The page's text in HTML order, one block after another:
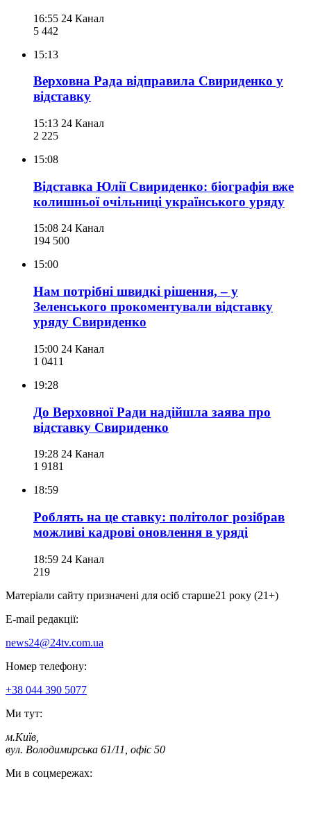
16:55 24 Канал
5 442
15:13
Верховна Рада відправила Свириденко у
відставку
15:13 24 Канал
2 225
15:08
Відставка Юлії Свириденко: біографія вже
колишньої очільниці українського уряду
15:08 24 Канал
194 500
15:00
Нам потрібні швидкі рішення, – у
Зеленського прокоментували відставку
уряду Свириденко
15:00 24 Канал
1 041 1
19:28
До Верховної Ради надійшла заява про
відставку Свириденко
19:28 24 Канал
1 9181
18:59
Роблять на це ставку: політолог розібрав
можливі кадрові оновлення в уряді
18:59 24 Канал
219
Матеріали сайту призначені для осіб старше21 року (21+)
E-mail редакції:
news24@24tv.com.ua
Номер телефону:
+38 044 390 5077
Ми тут:
м.Київ
вул. Володимирська 61/11, офіс 50
Ми в соцмережах: